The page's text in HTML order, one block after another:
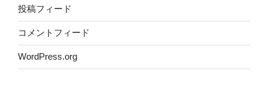
投稿フィード
コメントフィード
WordPress.org